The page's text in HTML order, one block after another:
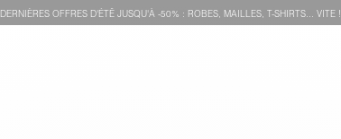
DERNIÈRES OFFRES D'ÉTÊ JUSQU'À -50% : ROBES, MAILLES, T-SHIRTS... VITE !